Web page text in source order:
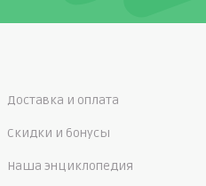
Доставка и оплата
Скидки и бонусы
Наша энциклопедия